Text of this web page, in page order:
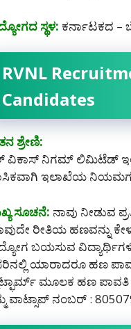
ಸ್ಥಳ: ಕರ್ನಾಟಕದ –
RVNL
Candidates
ಶ್ರೇಣಿ:
ವಿಕಾಸ್ ನಿಗಮ್ ಲಿಮಿಟೆಡ್
ಇಲಾಖೆಯ ನಿಯಮಗಳ
ಸೂಚನೆ: ನಾವು ನೀಡುವ
ರೀತಿಯ ಹಣವನ್ನು
ಬಯಸುವ
ಯಾರಾದರೂ ಹಣ
ಮೂಲಕ ಹಣ
ವಾಟ್ಸಾಪ್ ನಂಬರ್ :